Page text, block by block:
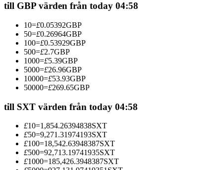
Bli en Copy Trader
Njut av vinstdelning och kopieringshandelsprovisioner
till GBP värden från today 04:58
10=£0.05392GBP
50=£0.26964GBP
100=£0.53929GBP
500=£2.7GBP
1000=£5.39GBP
5000=£26.96GBP
10000=£53.93GBP
50000=£269.65GBP
till SXT värden från today 04:58
£10=1,854.26394838SXT
£50=9,271.31974193SXT
£100=18,542.63948387SXT
£500=92,713.19741935SXT
£1000=185,426.3948387SXT